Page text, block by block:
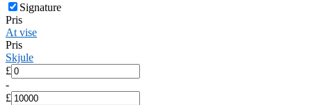
Signature
Pris
At vise
Pris
Skjule
£
-
£